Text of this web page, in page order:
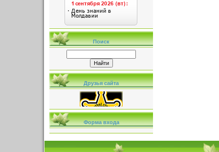
Поиск
Друзья сайта
Форма входа